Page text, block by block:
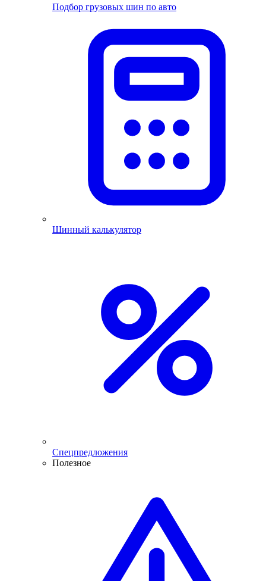
Подбор грузовых шин по авто
Шинный калькулятор
Спецпредложения
Полезное